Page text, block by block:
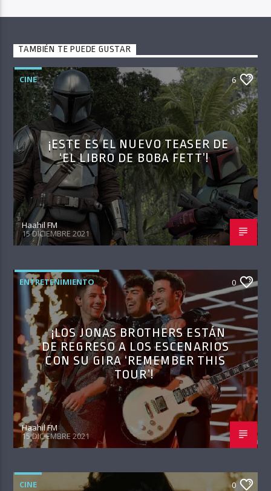
TAMBIÉN TE PUEDE GUSTAR
CINE 6
¡ESTE ES EL NUEVO TEASER DE
‘EL LIBRO DE BOBA FETT’!
Haahil FM
15 DICIEMBRE 2021
ENTRETENIMIENTO 0
¡LOS JONAS BROTHERS ESTÁN
DE REGRESO A LOS ESCENARIOS
CON SU GIRA ‘REMEMBER THIS
TOUR’!
Haahil FM
15 DICIEMBRE 2021
CINE 0